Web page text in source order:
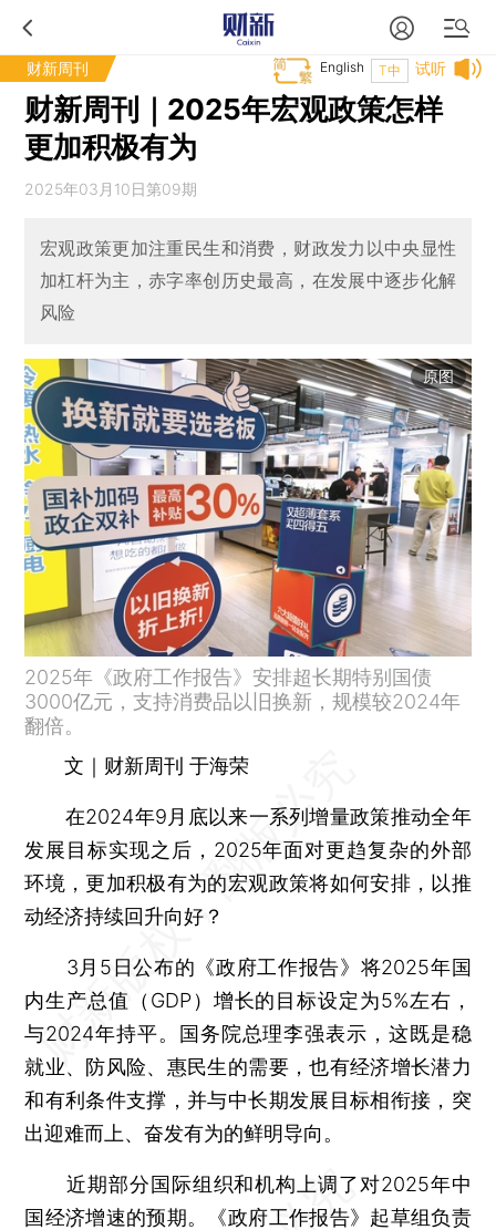
财新周刊 试听
T中
English
财新周刊｜2025年宏观政策怎样
更加积极有为
2025年03月10日第09期
宏观政策更加注重民生和消费，财政发力以中央显性
加杠杆为主，赤字率创历史最高，在发展中逐步化解
风险
原图
2025年《政府工作报告》安排超长期特别国债
3000亿元，支持消费品以旧换新，规模较2024年
翻倍。
文｜财新周刊 于海荣
在2024年9月底以来一系列增量政策推动全年
发展目标实现之后，2025年面对更趋复杂的外部
环境，更加积极有为的宏观政策将如何安排，以推
动经济持续回升向好？
3月5日公布的《政府工作报告》将2025年国
内生产总值（GDP）增长的目标设定为5%左右，
与2024年持平。国务院总理李强表示，这既是稳
就业、防风险、惠民生的需要，也有经济增长潜力
和有利条件支撑，并与中长期发展目标相衔接，突
出迎难而上、奋发有为的鲜明导向。
近期部分国际组织和机构上调了对2025年中
国经济增速的预期。《政府工作报告》起草组负责